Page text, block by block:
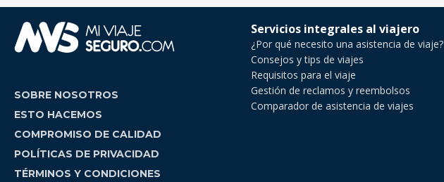
SOBRE NOSOTROS
ESTO HACEMOS
COMPROMISO DE CALIDAD
POLÍTICAS DE PRIVACIDAD
TÉRMINOS Y CONDICIONES
Servicios integrales al viajero
¿Por qué necesito una asistencia de viaje?
Consejos y tips de viajes
Requisitos para el viaje
Gestión de reclamos y reembolsos
Comparador de asistencia de viajes